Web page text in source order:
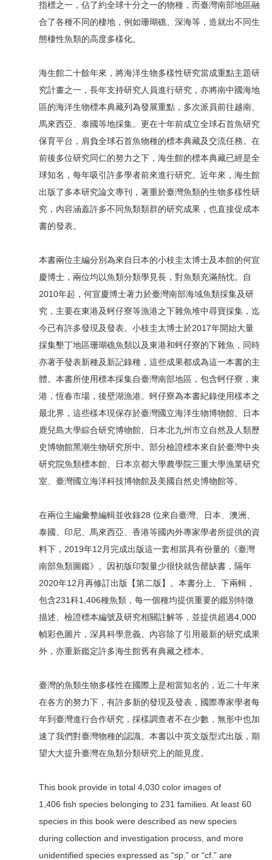
指標之一，佔了約全球十分之一的物種，而臺灣南部地區融
合了各種不同的棲地，例如珊瑚礁、深海等，造就出不同生
態棲性魚類的高度多樣化。
海生館二十餘年來，將海洋生物多樣性研究當成重點主題研
究計畫之一，長年支持研究人員進行研究，亦將南中國海地
區的海洋生物標本典藏列為發展重點，多次派員前往越南、
馬來西亞、泰國等地採集。更在十年前成立全球石首魚研究
保育平台，肩負全球石首魚物種的標本典藏及交流任務。在
前後多位研究同仁的努力之下，海生館的標本典藏已經是全
球知名，每年吸引許多學者前來進行研究。近年來，海生館
出版了多本研究論文專刊，著重於臺灣魚類的生物多樣性研
究，內容涵蓋許多不同魚類類群的研究成果，也直接促成本
書的發表。
本書兩位主編分別為來自日本的小枝圭太博士及本館的何宣
慶博士，兩位均以魚類分類學見長，對魚類充滿熱忱。自
2010年起，何宣慶博士著力於臺灣南部海域魚類採集及研
究，主要在東港及蚵仔寮等漁港之下雜魚堆中尋寶採集，迄
今已有許多發現及發表。小枝圭太博士於2017年開始大量
採集墾丁地區珊瑚礁魚類以及東港和蚵仔寮的下雜魚，同時
亦著手發表新種及新記錄種，這些成果都成為這一本書的主
體。本書所使用標本採集自臺灣南部地區，包含蚵仔寮，東
港，恆春市場，後壁湖漁港。蚵仔寮為本書紀錄使用樣本之
最北界，這些樣本現保存於臺灣國立海洋生物博物館、日本
鹿兒島大學綜合研究博物館、日本北九州市立自然及人類歷
史博物館黑潮生物研究所中。部分檢證標本來自於臺灣中央
研究院魚類標本館、日本京都大學農學院三重大學漁業研究
室、臺灣國立海洋科技博物館及美國自然史博物館等。
在兩位主編彙整編輯並收錄28 位來自臺灣、日本、澳洲、
泰國、印尼、馬來西亞、香港等國內外專家學者所提供的資
料下，2019年12月完成出版這一套相當具有份量的《臺灣
南部魚類圖鑑》。因初版印製量少很快就告罄缺書，隔年
2020年12月再修訂出版【第二版】。本書分上、下兩輯，
包含231科1,406種魚類，每一個種均提供重要的鑑別特徵
描述、檢證標本編號及研究相關註解等，並提供超過4,000
幀彩色圖片，深具科學意義。內容除了引用最新的研究成果
外，亦重新鑑定許多海生館舊有典藏之標本。
臺灣的魚類生物多樣性在國際上是相當知名的，近二十年來
在各方的努力下，有許多新的發現及發表，國際專家學者每
年到臺灣進行合作研究，採樣調查者不在少數，無形中也加
速了我們對臺灣物種的認識。本書以中英文版型式出版，期
望大大提升臺灣在魚類分類研究上的能見度。
This book provide in total 4,030 color images of
1,406 fish species belonging to 231 families. At least 60
species in this book were described as new species
during collection and investigation process, and more
unidentified species expressed as “sp.” or “cf.” are